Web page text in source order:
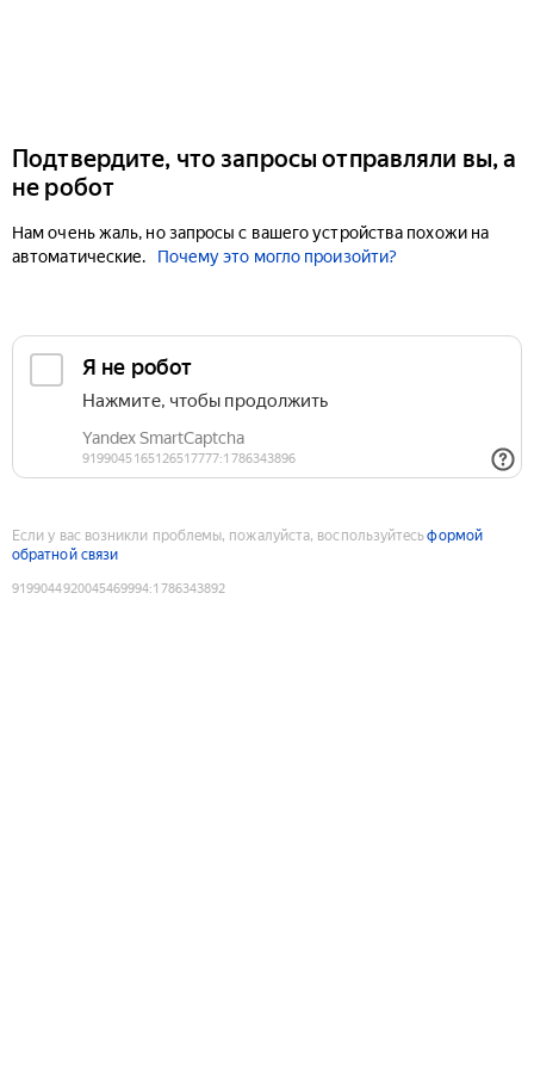
Подтвердите, что запросы отправляли вы, а
не робот
Нам очень жаль, но запросы с вашего устройства похожи на
автоматические.
Почему это могло произойти?
Если у вас возникли проблемы, пожалуйста, воспользуйтесьформой
обратной связи
9199044920045469994:1786343892